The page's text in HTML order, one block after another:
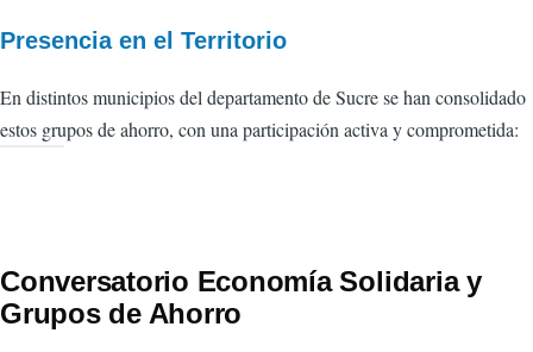
Presencia en el Territorio
En distintos municipios del departamento de Sucre se han consolidado
estos grupos de ahorro, con una participación activa y comprometida:
Conversatorio Economía Solidaria y
Grupos de Ahorro